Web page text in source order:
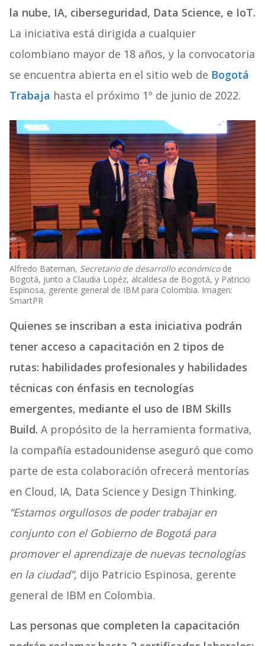
la nube, IA, ciberseguridad, Data Science, e IoT.
La iniciativa está dirigida a cualquier
colombiano mayor de 18 años, y la convocatoria
se encuentra abierta en el sitio web de Bogotá
Trabaja hasta el próximo 1º de junio de 2022.
Alfredo Bateman, Secretario de desarrollo económicode
Bogotá, junto a Claudia Lopéz, alcaldesa de Bogotá, y Patricio
Espinosa, gerente general de IBM para Colombia. Imagen:
SmartPR
Quienes se inscriban a esta iniciativa podrán
tener acceso a capacitación en 2 tipos de
rutas: habilidades profesionales y habilidades
técnicas con énfasis en tecnologías
emergentes, mediante el uso de IBM Skills
Build. A propósito de la herramienta formativa,
la compañía estadounidense aseguró que como
parte de esta colaboración ofrecerá mentorías
en Cloud, IA, Data Science y Design Thinking.
“Estamos orgullosos de poder trabajar en
conjunto con el Gobierno de Bogotá para
promover el aprendizaje de nuevas tecnologías
en la ciudad”, dijo Patricio Espinosa, gerente
general de IBM en Colombia.
Las personas que completen la capacitación